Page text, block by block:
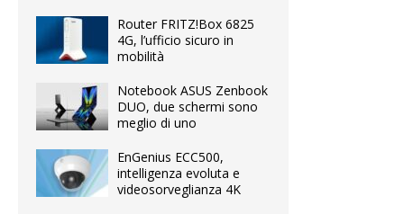
Router FRITZ!Box 6825
4G, l’ufficio sicuro in
mobilità
Notebook ASUS Zenbook
DUO, due schermi sono
meglio di uno
EnGenius ECC500,
intelligenza evoluta e
videosorveglianza 4K